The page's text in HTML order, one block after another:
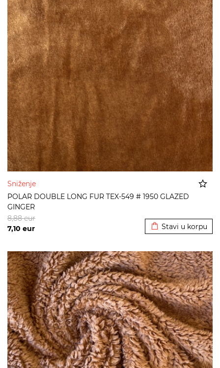
Sniženje
POLAR DOUBLE LONG FUR TEX-549 # 1950 GLAZED
GINGER
7,10 eur
8,88eur
Stavi u korpu